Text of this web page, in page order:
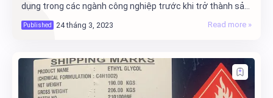
dụng trong các ngành công nghiệp trước khi trở thành sản
phẩm cho người tiêu dùng nói chung.…